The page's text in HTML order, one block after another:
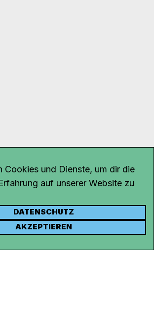
Cookies und Dienste, um dir die
auf unserer Website zu
DATENSCHUTZ
AKZEPTIEREN